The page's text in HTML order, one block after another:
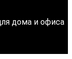
дома и офиса